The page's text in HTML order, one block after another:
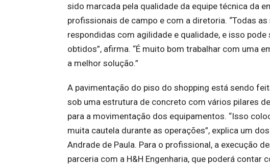
sido marcada pela qualidade da equipe técnica da
profissionais de campo e com a diretoria. “Todas
respondidas com agilidade e qualidade, e isso
obtidos”, afirma. “É muito bom trabalhar com uma
a melhor solução.”
A pavimentação do piso do shopping está sendo
sob uma estrutura de concreto com vários pilares
para a movimentação dos equipamentos. “Isso
muita cautela durante as operações”, explica um
Andrade de Paula. Para o profissional, a execução
parceria com a H&H Engenharia, que poderá contar